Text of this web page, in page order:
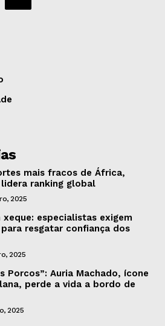
mais fracos de África,
ranking global
2025
especialistas exigem
resgatar confiança dos
2025
Porcos”: Auria Machado, ícone
perde a vida a bordo de
2025